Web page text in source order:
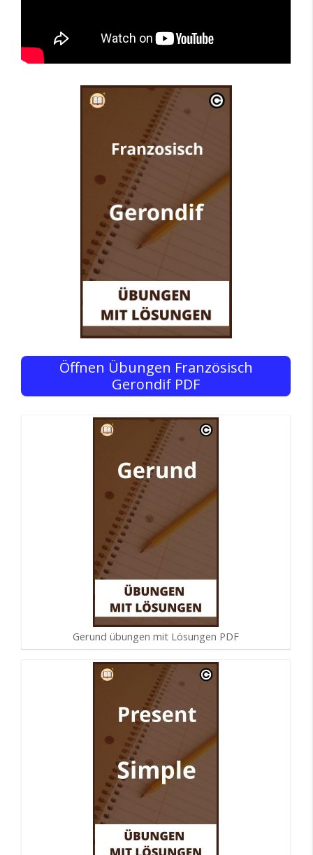
Öffnen Übungen Französisch
Gerondif PDF
Gerund übungen mit Lösungen PDF